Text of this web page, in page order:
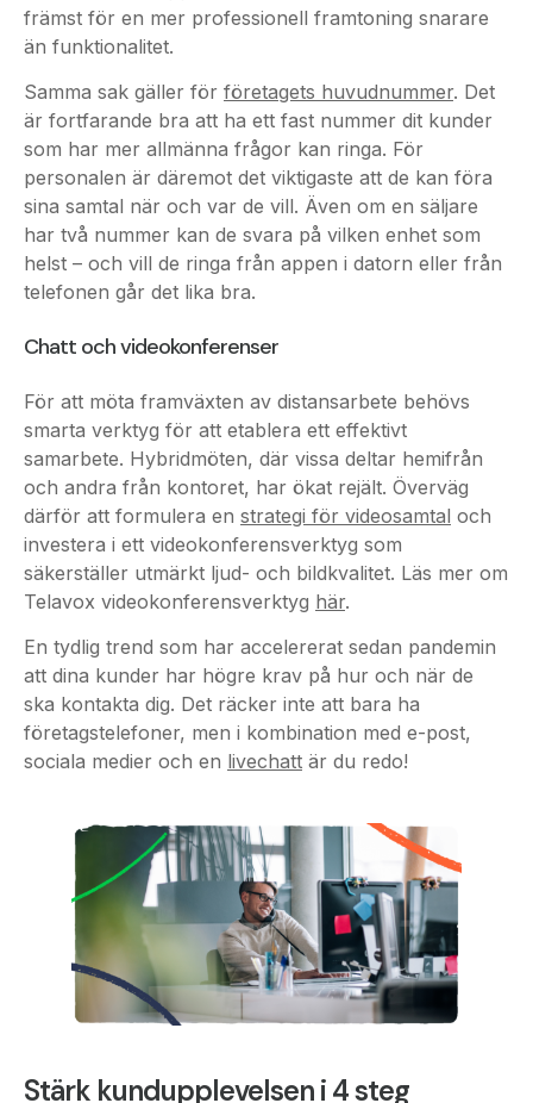
Samma sak gäller förföretagets huvudnummer. Det
är fortfarande bra att ha ett fast nummer dit kunder
som har mer allmänna frågor kan ringa. För
personalen är däremot det viktigaste att de kan föra
sina samtal när och var de vill. Även om en säljare
har två nummer kan de svara på vilken enhet som
helst – och vill de ringa från appen i datorn eller från
telefonen går det lika bra.
Chatt och videokonferenser
För att möta framväxten av distansarbete behövs
samarbete. Hybridmöten, där vissa deltar hemifrån
och andra från kontoret, har ökat rejält. Överväg
därför att formulera enstrategi för videosamtaloch
investera i ett videokonferensverktyg som
säkerställer utmärkt ljud- och bildkvalitet. Läs mer om
Telavox videokonferensverktyghär.
En tydlig trend som har accelererat sedan pandemin
att dina kunder har högre krav på hur och när de
ska kontakta dig. Det räcker inte att bara ha
företagstelefoner, men i kombination med e-post,
sociala medier och enlivechattär du redo!
Stärk kundupplevelsen i 4 steg
Hur kan då smart, väl anpassad telefoni inte bara